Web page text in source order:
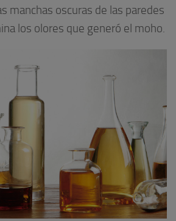
manchas oscuras de las paredes
los olores que generó el moho.